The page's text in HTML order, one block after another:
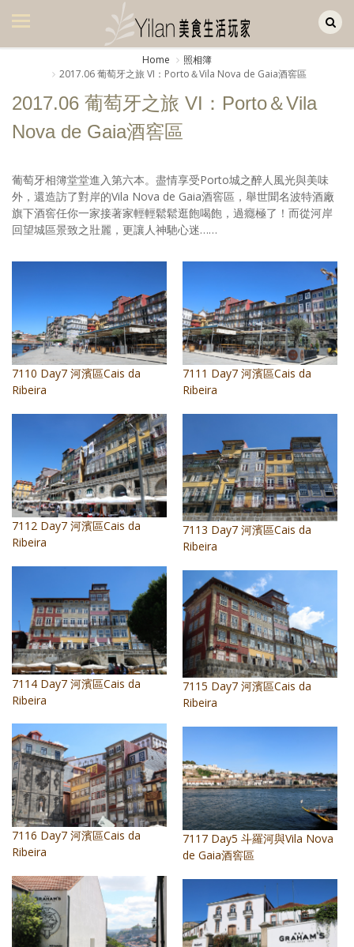
美食集
美飲集
廚房集
旅遊美食集
生活風
享樂隨手拍
照相簿
歷史區
關於Yilan
個人著作
活動實況記錄
媒體報導一覽
合作與代言
訂閱電子報
Home
照相簿
2017.06 葡萄牙之旅 VI：Porto＆Vila Nova de Gaia酒窖區
2017.06 葡萄牙之旅 VI：Porto＆Vila
Nova de Gaia酒窖區
葡萄牙相簿堂堂進入第六本。盡情享受Porto城之醉人風光與美味
外，還造訪了對岸的Vila Nova de Gaia酒窖區，舉世聞名波特酒廠
旗下酒窖任你一家接著家輕輕鬆鬆逛飽喝飽，過癮極了！而從河岸
回望城區景致之壯麗，更讓人神馳心迷……
7110 Day7 河濱區Cais da
Ribeira
7111 Day7 河濱區Cais da
Ribeira
7112 Day7 河濱區Cais da
Ribeira
7113 Day7 河濱區Cais da
Ribeira
7114 Day7 河濱區Cais da
Ribeira
7115 Day7 河濱區Cais da
Ribeira
7116 Day7 河濱區Cais da
Ribeira
7117 Day5 斗羅河與Vila Nova
de Gaia酒窖區